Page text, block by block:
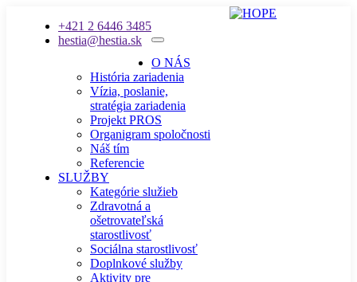
+421 2 6446 3485
hestia@hestia.sk
O NÁS
História zariadenia
Vízia, poslanie,
stratégia zariadenia
Projekt PROS
Organigram spoločnosti
Náš tím
Referencie
SLUŽBY
Kategórie služieb
Zdravotná a
ošetrovateľská
starostlivosť
Sociálna starostlivosť
Doplnkové služby
Aktivity pre